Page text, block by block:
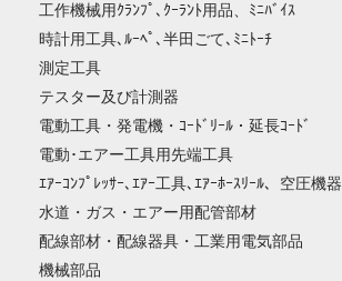
工作機械用ｸﾗﾝﾌﾟ､ｸｰﾗﾝﾄ用品、ﾐﾆﾊﾞｲｽ
時計用工具､ﾙｰﾍﾟ､半田ごて､ﾐﾆﾄｰﾁ
測定工具
テスター及び計測器
電動工具・発電機・ｺｰﾄﾞﾘｰﾙ・延長ｺｰﾄﾞ
電動･エアー工具用先端工具
ｴｱｰｺﾝﾌﾟﾚｯｻｰ､ｴｱｰ工具､ｴｱｰﾎｰｽﾘｰﾙ、空圧機器
水道・ガス・エアー用配管部材
配線部材・配線器具・工業用電気部品
機械部品